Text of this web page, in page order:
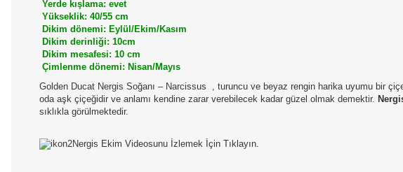
Yerde kışlama: evet
Yükseklik: 40/55 cm
Dikim dönemi: Eylül/Ekim/Kasım
Dikim derinliği: 10cm
Dikim mesafesi: 10 cm
Çimlenme dönemi: Nisan/Mayıs
Golden Ducat Nergis Soğanı – Narcissus , turuncu ve beyaz rengin harika uyumu bir
oda aşk çiçeğidir ve anlamı kendine zarar verebilecek kadar güzel olmak demektir.
sıklıkla görülmektedir.
Nergis Ekim Videosunu İzlemek İçin Tıklayın.